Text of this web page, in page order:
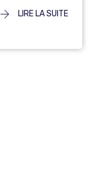
LIRE LA SUITE